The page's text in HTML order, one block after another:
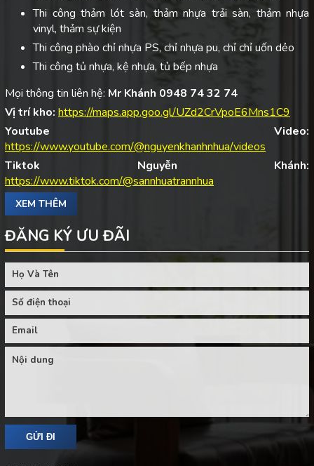
Thi công thảm lót sàn, thảm nhựa trải sàn, thảm nhựa
vinyl, thảm sự kiện
Thi công phào chỉ nhựa PS, chỉ nhựa pu, chỉ chỉ uốn dẻo
Thi công tủ nhựa, kệ nhựa, tủ bếp nhựa
Mọi thông tin liên hệ: Mr Khánh 0948 74 32 74
Vị trí kho: https://maps.app.goo.gl/UZd2CrVpoE6Mns1C9
Youtube Video:
https://www.youtube.com/@nguyenkhanhnhua/videos
Tiktok Nguyễn Khánh:
https://www.tiktok.com/@sannhuatrannhua
XEM THÊM
ĐĂNG KÝ ƯU ĐÃI